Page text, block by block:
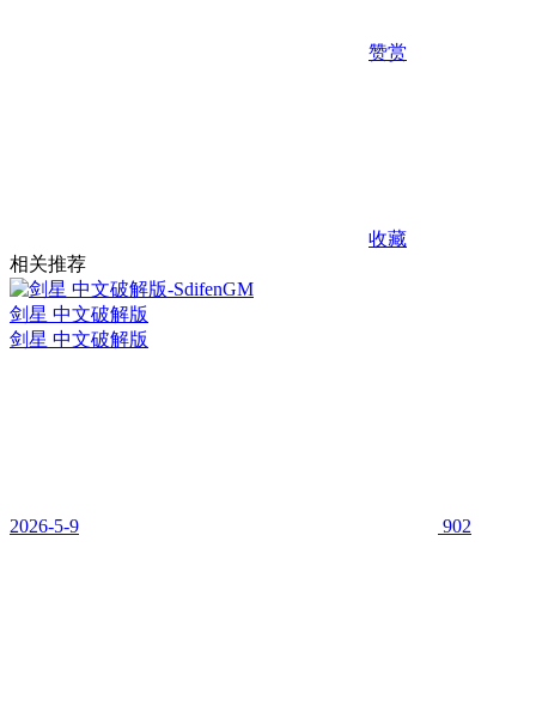
赞赏
收藏
相关推荐
剑星 中文破解版
剑星 中文破解版
2026-5-9 902